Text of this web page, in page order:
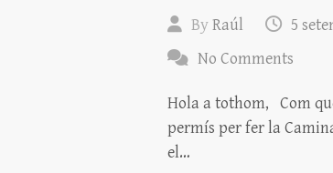
ByRaúl 5
No Comments
Hola a tothom, Com
permís per fer la
el…